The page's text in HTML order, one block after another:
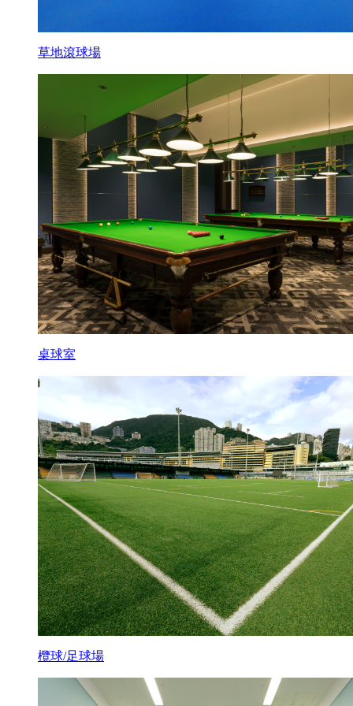
草地滾球場
桌球室
欖球/足球場